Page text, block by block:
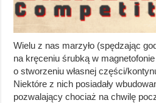
Wielu z nas marzyło (spędzając
na kręceniu śrubką w
o stworzeniu własnej części/
Niektóre z nich posiadały
pozwalający chociaż na chwilę